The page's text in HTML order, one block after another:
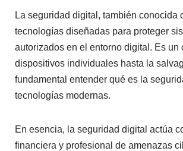
La seguridad digital, también
tecnologías diseñadas para proteger
autorizados en el entorno digital. Es
dispositivos individuales hasta la
fundamental entender qué es la
tecnologías modernas.
En esencia, la seguridad digital actúa
financiera y profesional de amenazas